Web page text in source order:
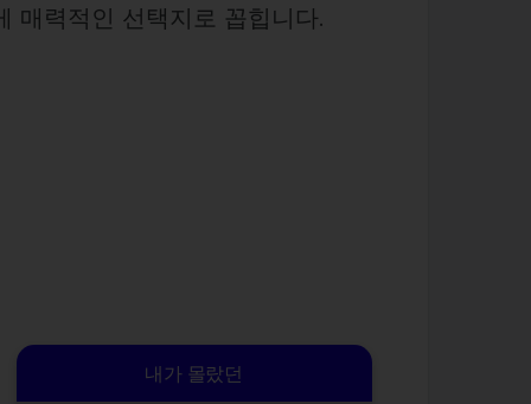
매력적인 선택지로 꼽힙니다.
내가 몰랐던